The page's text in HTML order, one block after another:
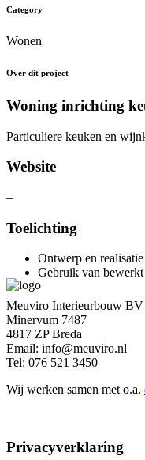
Category
Wonen
Over dit project
Woning inrichting
Particuliere keuken en
Website
–
Toelichting
Ontwerp en
Gebruik van bewerkt
Meuviro Interieurbouw BV
Minervum 7487
4817 ZP Breda
Email: info@meuviro.nl
Tel: 076 521 3450
Wij werken samen met o.a.
Privacyverklaring